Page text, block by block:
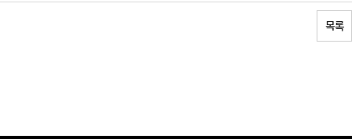
목록